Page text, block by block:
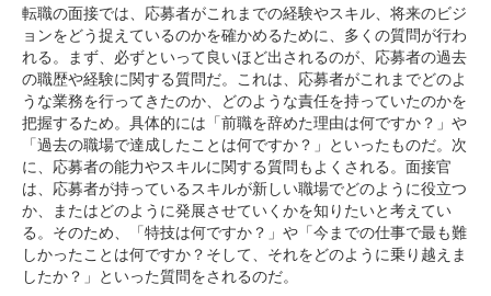
転職の面接では、応募者がこれまでの経験やスキル、将来のビジ
ョンをどう捉えているのかを確かめるために、多くの質問が行わ
れる。まず、必ずといって良いほど出されるのが、応募者の過去
の職歴や経験に関する質問だ。これは、応募者がこれまでどのよ
うな業務を行ってきたのか、どのような責任を持っていたのかを
把握するため。具体的には「前職を辞めた理由は何ですか？」や
「過去の職場で達成したことは何ですか？」といったものだ。次
に、応募者の能力やスキルに関する質問もよくされる。面接官
は、応募者が持っているスキルが新しい職場でどのように役立つ
か、またはどのように発展させていくかを知りたいと考えてい
る。そのため、「特技は何ですか？」や「今までの仕事で最も難
しかったことは何ですか？そして、それをどのように乗り越えま
したか？」といった質問をされるのだ。